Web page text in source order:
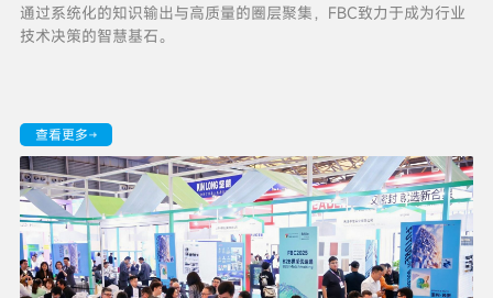
通过系统化的知识输出与高质量的圈层聚集，FBC致力于成为行业
技术决策的智慧基石。
查看更多